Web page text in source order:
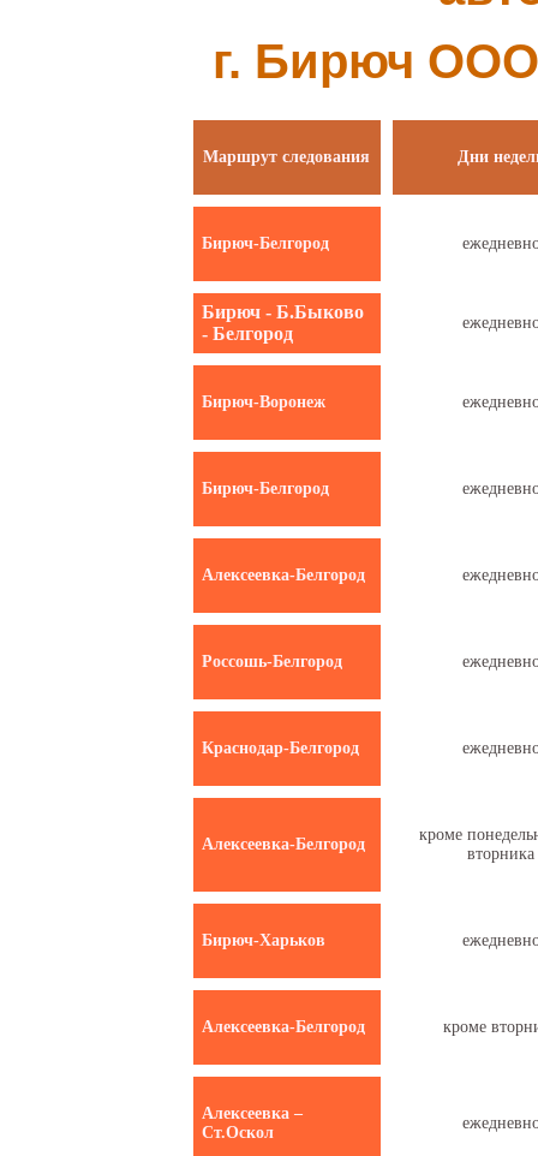
г. Бирюч ООО
Маршрут следования Дни
Бирюч-Белгород
Бирюч - Б.Быково
- Белгород
Бирюч-Воронеж
Бирюч-Белгород
Алексеевка-Белгород
Россошь-Белгород
Краснодар-Белгород
Алексеевка-Белгород
кроме
вторника
Бирюч-Харьков
Алексеевка-Белгород кроме
Алексеевка –
Ст.Оскол